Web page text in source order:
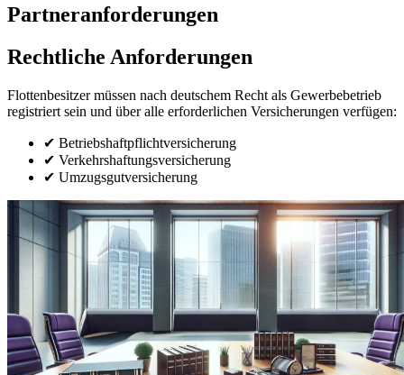
Partneranforderungen
Rechtliche Anforderungen
Flottenbesitzer müssen nach deutschem Recht als Gewerbebetrieb
registriert sein und über alle erforderlichen Versicherungen verfügen:
✔ Betriebshaftpflichtversicherung
✔ Verkehrshaftungsversicherung
✔ Umzugsgutversicherung